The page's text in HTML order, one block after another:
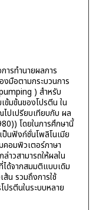
ารทำนายผลการ
มือตามกระบวนการ
) สำหรับ
ข้มข้นของโปรตีน ใน
ปเปรียบเทียบกับ ผล
โดยในการศึกษานี้
นฟังก์ชั่นโพลิโนเมีย
คอมพิวเตอร์ภาษา
าวสามารถให้ผลใน
ได้จากสมมติแบบเดิม
น รวมถึงการใช้
ปรตีนในระบบหลาย